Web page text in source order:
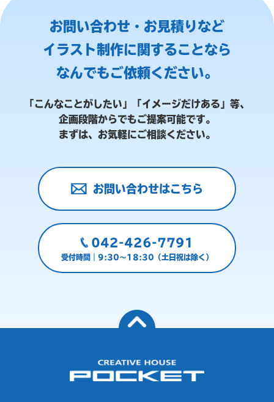
お問い合わせ・お見積りなど
イラスト制作に関することなら
なんでもご依頼ください。
「こんなことがしたい」「イメージだけある」等、
企画段階からでもご提案可能です。
まずは、お気軽にご相談ください。
お問い合わせはこちら
042-426-7791
受付時間｜9:30～18:30（土日祝は除く）